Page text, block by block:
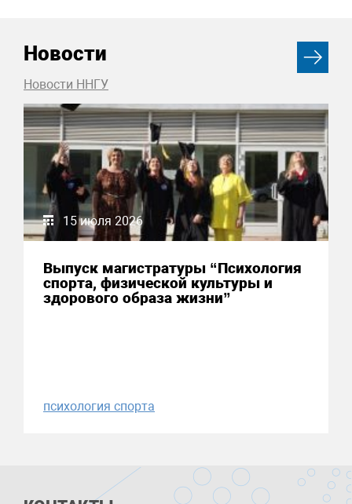
Новости
Новости ННГУ
15 июля 2026
Выпуск магистратуры “Психология
спорта, физической культуры и
здорового образа жизни”
психология спорта